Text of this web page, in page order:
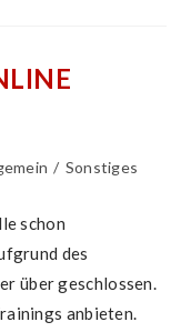
/ Sonstiges
schon
des
über geschlossen.
anbieten.